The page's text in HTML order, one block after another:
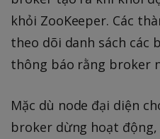
khỏi ZooKeeper. Các
theo dõi danh sách các
thông báo rằng broker
Mặc dù node đại diện
broker dừng hoạt